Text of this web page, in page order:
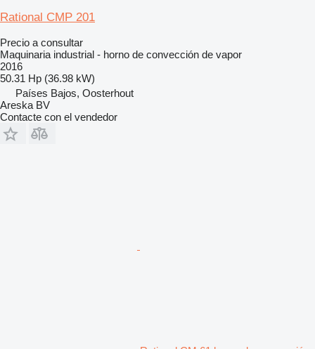
Rational CMP 201
Precio a consultar
Maquinaria industrial - horno de convección de vapor
2016
50.31 Hp (36.98 kW)
Países Bajos, Oosterhout
Areska BV
Contacte con el vendedor